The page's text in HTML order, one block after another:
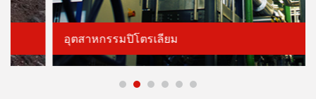
อุตสาหกรรมปิโตรเลียม